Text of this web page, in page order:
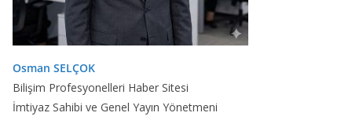
Osman SELÇOK
Bilişim Profesyonelleri Haber Sitesi
İmtiyaz Sahibi ve Genel Yayın Yönetmeni